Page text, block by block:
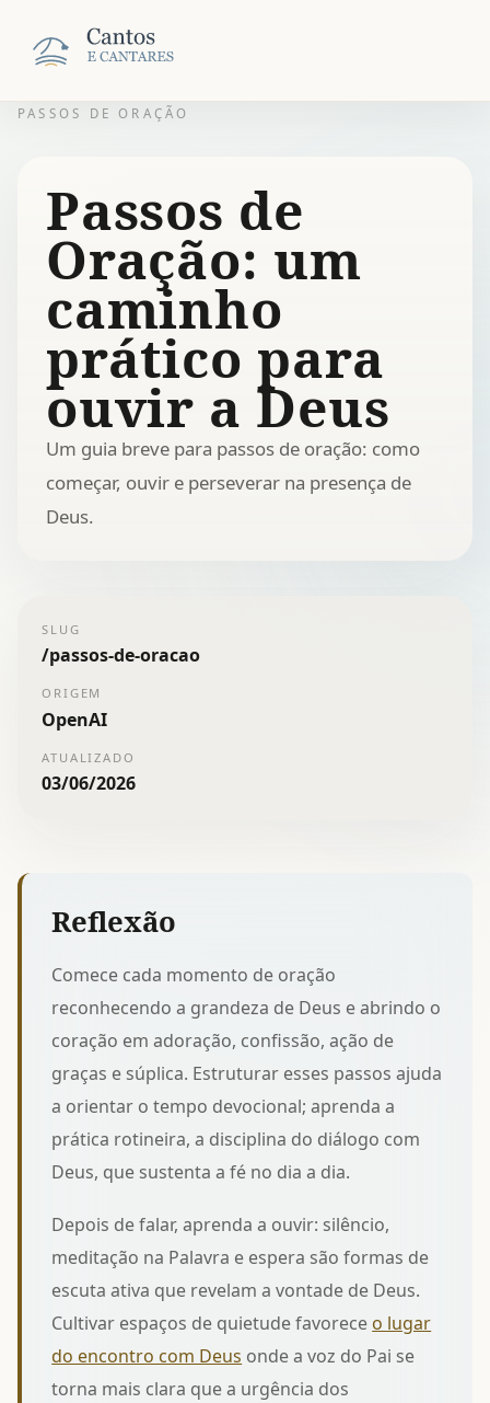
PASSOS DE ORAÇÃO
Passos de
Oração: um
caminho
prático para
ouvir a Deus
Um guia breve para passos de oração: como
começar, ouvir e perseverar na presença de
Deus.
SLUG
/passos-de-oracao
ORIGEM
OpenAI
ATUALIZADO
03/06/2026
Reflexão
Comece cada momento de oração
reconhecendo a grandeza de Deus e abrindo o
coração em adoração, confissão, ação de
graças e súplica. Estruturar esses passos ajuda
a orientar o tempo devocional; aprenda a
prática rotineira,a disciplina do diálogo com
Deus, que sustenta a fé no dia a dia.
Depois de falar, aprenda a ouvir: silêncio,
meditação na Palavra e espera são formas de
escuta ativa que revelam a vontade de Deus.
Cultivar espaços de quietude favorece o lugar
do encontro com Deus onde a voz do Pai se
torna mais clara que a urgência dos